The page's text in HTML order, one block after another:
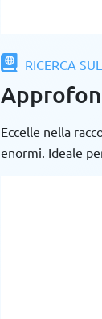
RICERCA
Eccelle nella
enormi. Ideale